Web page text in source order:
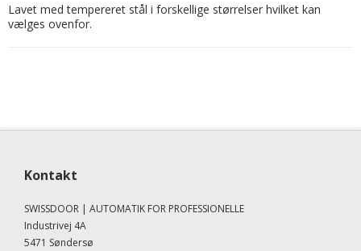
Lavet med tempereret stål i forskellige størrelser hvilket kan
vælges ovenfor.
Kontakt
SWISSDOOR | AUTOMATIK FOR PROFESSIONELLE
Industrivej 4A
5471 Søndersø